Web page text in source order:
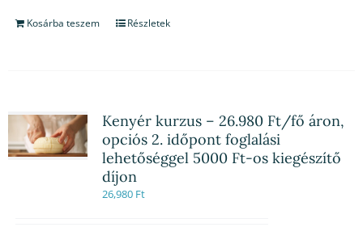
Kosárba teszem Részletek
Kenyér kurzus – 26.980 Ft/fő áron,
opciós 2. időpont foglalási
lehetőséggel 5000 Ft-os kiegészítő
díjon
26,980 Ft